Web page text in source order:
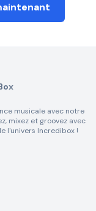
musicale avec notre
mixez et groovez avec
l'univers Incredibox !